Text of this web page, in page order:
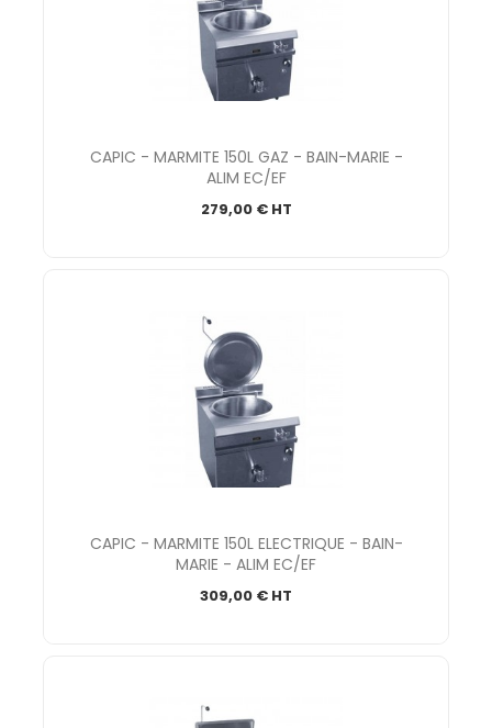
CAPIC - MARMITE 150L GAZ - BAIN-MARIE -
ALIM EC/EF
279,00 € HT
CAPIC - MARMITE 150L ELECTRIQUE - BAIN-
MARIE - ALIM EC/EF
309,00 € HT